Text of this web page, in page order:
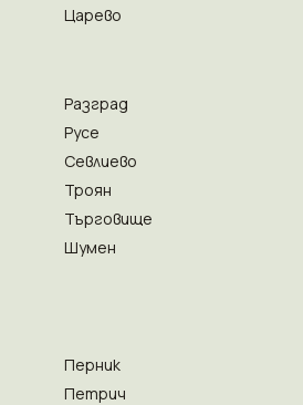
Царево
Разград
Русе
Севлиево
Троян
Търговище
Шумен
Перник
Петрич